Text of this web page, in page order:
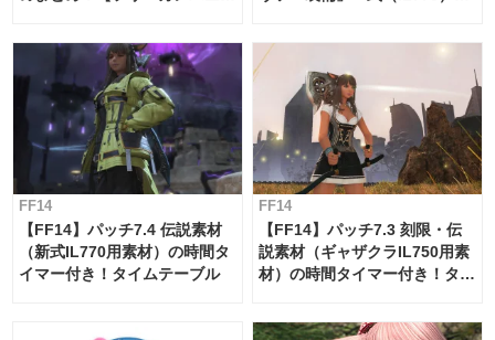
FF14
【FF14】パッチ7.4 伝説素材
（新式IL770用素材）の時間タ
イマー付き！タイムテーブル
FF14
【FF14】パッチ7.3 刻限・伝
説素材（ギャザクラIL750用素
材）の時間タイマー付き！タイ